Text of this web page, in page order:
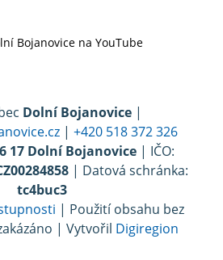
Bojanovice na YouTube
Dolní Bojanovice |
| +420 518 372 326
17 Dolní Bojanovice| IČO:
| Datová schránka:
tc4buc3
| Použití obsahu bez
| Vytvořil Digiregion